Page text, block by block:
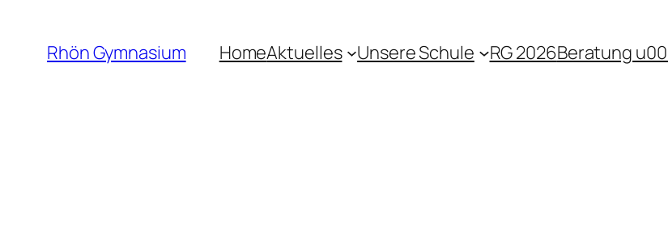
Rhön Gymnasium HomeAktuelles Unsere Schule RG 2026Beratung